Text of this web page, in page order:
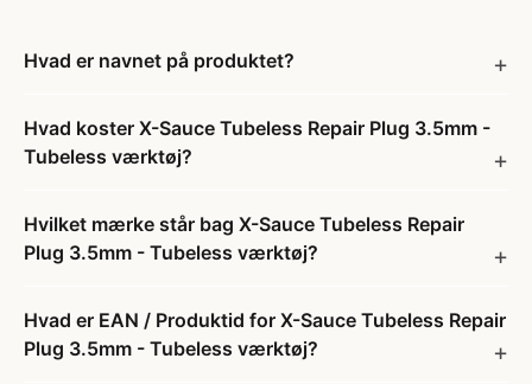
Hvad er navnet på produktet?
Hvad koster X-Sauce Tubeless Repair Plug 3.5mm -
Tubeless værktøj?
Hvilket mærke står bag X-Sauce Tubeless Repair
Plug 3.5mm - Tubeless værktøj?
Hvad er EAN / Produktid for X-Sauce Tubeless Repair
Plug 3.5mm - Tubeless værktøj?